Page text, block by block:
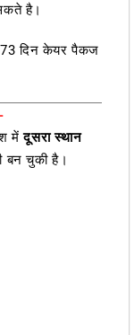
है।
दिन केयर पैकज
मेंदूसरा स्थान
बन चुकी है।